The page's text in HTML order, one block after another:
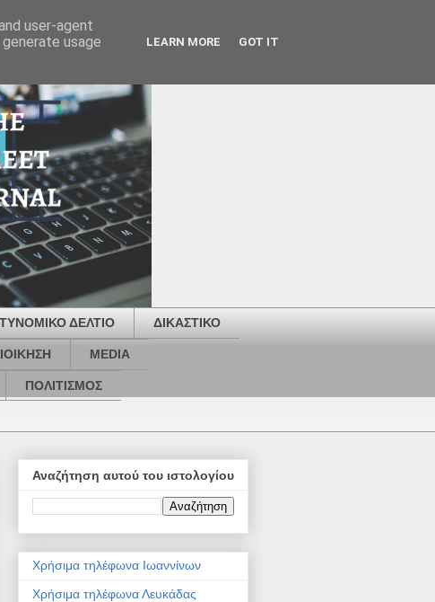
ΔΕΛΤΙΟ ΔΙΚΑΣΤΙΚΟ
MEDIA
ΠΟΛΙΤΙΣΜΟΣ
Αναζήτηση αυτού του ιστολογίου
Χρήσιμα τηλέφωνα Ιωαννίνων
Χρήσιμα τηλέφωνα Λευκάδας
user-agent
usage
LEARN MORE GOT IT